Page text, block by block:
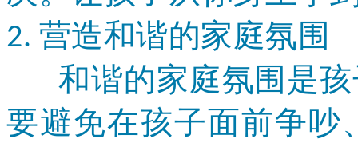
2. 营造和谐的家庭氛围
和谐的家庭氛围是孩
要避免在孩子面前争吵